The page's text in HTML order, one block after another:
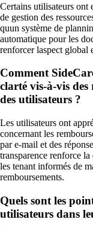
Certains utilisateurs ont
de gestion des
quun système de
automatique pour les
renforcer laspect global
Comment
clarté vis-à-vis des
des utilisateurs ?
Les utilisateurs ont
concernant les
par e-mail et des
transparence renforce
les tenant informés de
remboursements.
Quels sont les
utilisateurs dans